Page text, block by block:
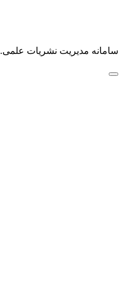
سامانه مدیریت نشریات علمی.